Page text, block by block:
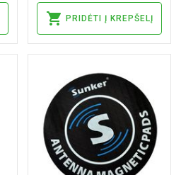
PRIDĖTI Į KREPŠELĮ